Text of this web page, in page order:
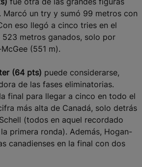
Marcó un try y sumó 99 metros con
eso llegó a cinco tries en el
metros ganados, solo por
(551 m).
(64 pts) puede considerarse,
de las fases eliminatorias.
final para llegar a cinco en todo el
más alta de Canadá, solo detrás
(todos en aquel recordado
primera ronda). Además, Hogan-
canadienses en la final con dos